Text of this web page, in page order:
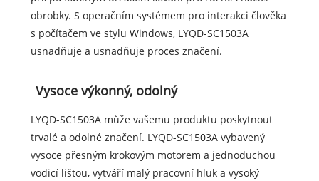
obrobky. S operačním systémem pro interakci člověka
s počítačem ve stylu Windows, LYQD-SC1503A
usnadňuje a usnadňuje proces značení.
Vysoce výkonný, odolný
LYQD-SC1503A může vašemu produktu poskytnout
trvalé a odolné značení. LYQD-SC1503A vybavený
vysoce přesným krokovým motorem a jednoduchou
vodicí lištou, vytváří malý pracovní hluk a vysoký